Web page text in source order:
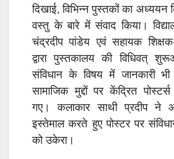
दिखाई, विभिन्न पुस्तकों का अध्ययन
वस्तु के बारे में संवाद किया।
चंद्रदीप पांडेय एवं सहायक
द्वारा पुस्तकालय की विधिवत्
संविधान के विषय में जानकारी
सामाजिक मुद्दों पर केंद्रित
गए। कलाकार साथी प्रदीप ने
इस्तेमाल करते हुए पोस्टर पर
को उकेरा।